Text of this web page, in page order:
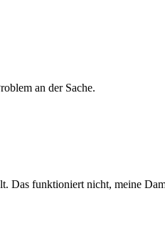
an der Sache.
Das funktioniert nicht, meine